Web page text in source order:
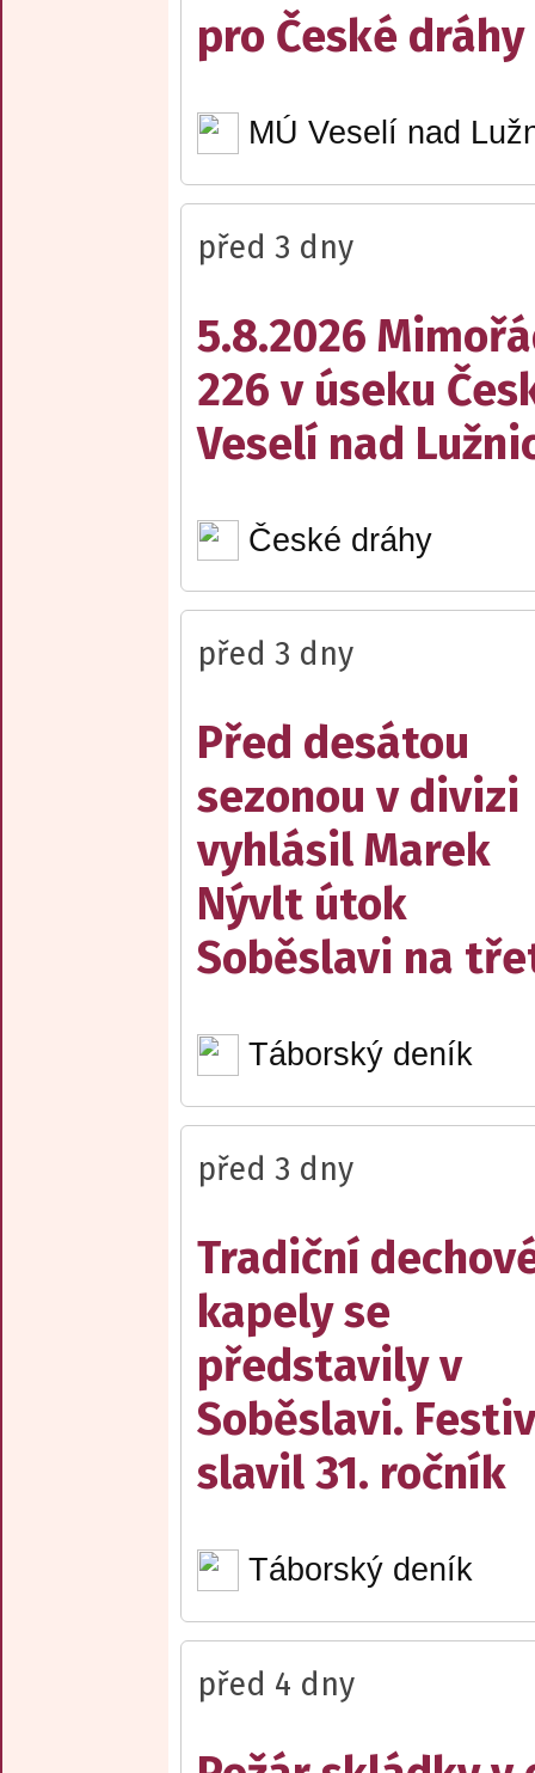
pro České dráhy
MÚ Veselí nad
před 3 dny
5.8.2026
226 v úseku
Veselí nad
České dráhy
před 3 dny
Před desátou
sezonou v divizi
vyhlásil Marek
Nývlt útok
Soběslavi na
Táborský deník
před 3 dny
Tradiční
kapely se
představily v
Soběslavi.
slavil 31. ročník
Táborský deník
před 4 dny